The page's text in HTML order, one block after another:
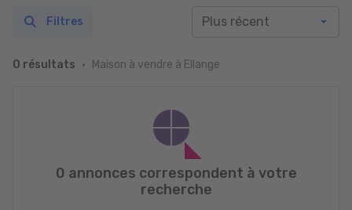
0 résultats Maison à vendre à Ellange
Filtres
0 annonces correspondent à votre
recherche